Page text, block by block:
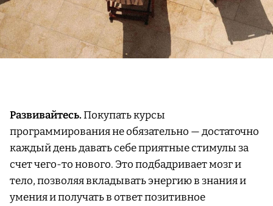
Развивайтесь.Покупать курсы
программирования не обязательно — достаточно
каждый день давать себе приятные стимулы за
счет чего-то нового. Это подбадривает мозг и
тело, позволяя вкладывать энергию в знания и
умения и получать в ответ позитивное